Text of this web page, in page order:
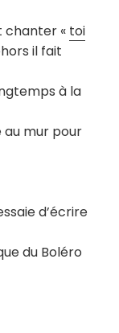
chanter « toi
il fait
à la
mur pour
d’écrire
du Boléro